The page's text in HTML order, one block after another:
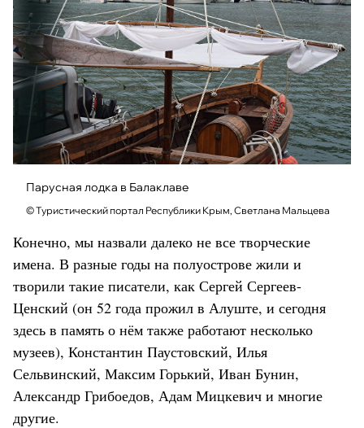
Парусная лодка в Балаклаве
© Туристический портал Республики Крым, Светлана Мальцева
Конечно, мы назвали далеко не все творческие
имена. В разные годы на полуострове жили и
творили такие писатели, как Сергей Сергеев-
Ценский (он 52 года прожил в Алуште, и сегодня
здесь в память о нём также работают несколько
музеев), Константин Паустовский, Илья
Сельвинский, Максим Горький, Иван Бунин,
Александр Грибоедов, Адам Мицкевич и многие
другие.